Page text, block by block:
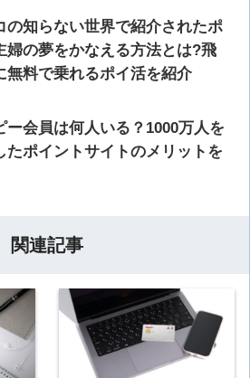
の知らない世界で紹介されたポ
婦の夢をかなえる方法とは?飛
無料で乗れるポイ活を紹介
ー会員は何人いる？1000万人を
たポイントサイトのメリットを
関連記事